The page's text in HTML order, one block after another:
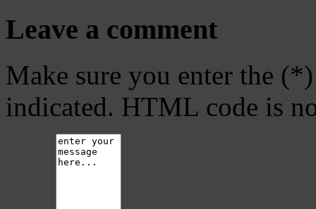
Leave a comment
Make sure you enter the
indicated. HTML code is